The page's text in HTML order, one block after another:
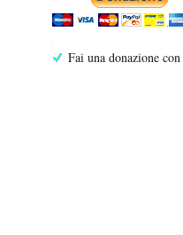
Fai una donazione con